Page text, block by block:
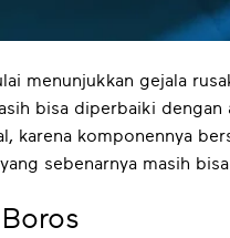
menunjukkan gejala
bisa diperbaiki
karena komponennya
sebenarnya masih